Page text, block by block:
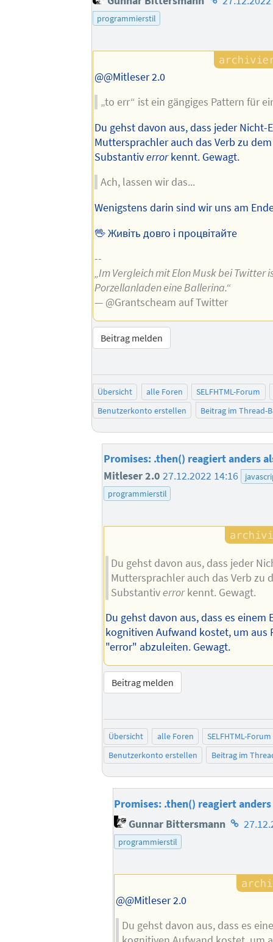
programmierstil
@@Mitleser 2.0
„to err“ ist ein gängiges Pattern für
Du gehst davon aus, dass jeder Nicht-
Muttersprachler auch das Verb zu
Substantiverrorkennt. Gewagt.
Ach, lassen wir das...
Wenigstens darin sind wir uns am
🖖 Живіть довго і процвітайте
--
„Im Vergleich mit Elon Musk bei Twitter
Porzellanladen eine Ballerina.“
— @Grantscheam auf Twitter
Beitrag melden
Übersicht alle Foren
SELFHTML-Forum
Benutzerkonto erstellen
Beitrag im Thread-
Promises: .then() reagiert anders
Mitleser 2.0 27.12.2022 14:16
programmierstil
Du gehst davon aus, dass jeder
Muttersprachler auch das Verb zu
Substantiverrorkennt. Gewagt.
Du gehst davon aus, dass es einem
kognitiven Aufwand kostet, um aus
"error" abzuleiten. Gewagt.
Beitrag melden
Übersicht alle Foren
SELFHTML-Forum
Benutzerkonto erstellen
Beitrag im
Promises: .then() reagiert
Gunnar Bittersmann
programmierstil
@@Mitleser 2.0
Du gehst davon aus, dass es